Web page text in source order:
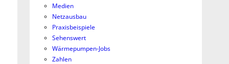
Medien
Netzausbau
Praxisbeispiele
Sehenswert
Wärmepumpen-Jobs
Zahlen